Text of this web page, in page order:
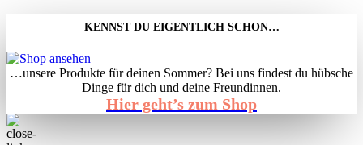
KENNST DU EIGENTLICH SCHON…
…unsere Produkte für deinen Sommer? Bei uns findest du hübsche
Dinge für dich und deine Freundinnen.
Hier geht’s zum Shop